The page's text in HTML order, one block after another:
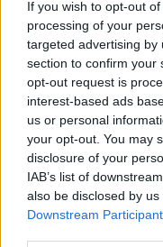
If you wish to opt-out
processing of your
targeted advertising by
section to confirm your
opt-out request is
interest-based ads
us or personal
your opt-out. You may
disclosure of your
IAB’s list of
also be disclosed by
Downstream
ΠΡΟΗΓΟΎΜΕΝΟ
ΠΡΟΗΓ
0 SHARE
facebook
whatsapp
Ακολούθησε το
πρώτος όλα τα